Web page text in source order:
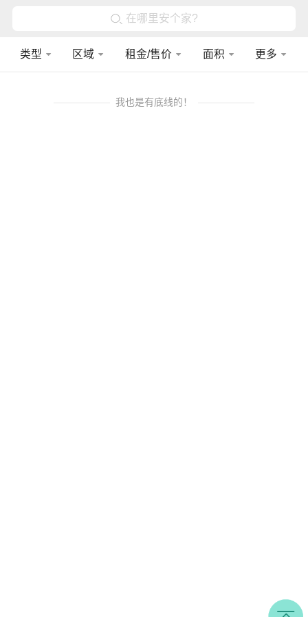
在哪里安个家?
类型 区域 租金/售价 面积 更多
我也是有底线的！